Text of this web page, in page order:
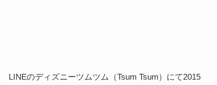
LINEのディズニーツムツム（Tsum Tsum）にて2015